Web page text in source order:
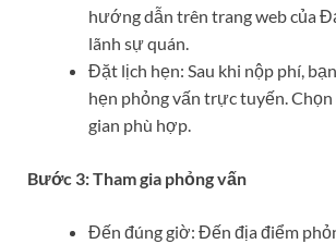
hướng dẫn trên trang web của
lãnh sự quán.
Đặt lịch hẹn: Sau khi nộp phí,
hẹn phỏng vấn trực tuyến.
gian phù hợp.
Bước 3: Tham gia phỏng vấn
Đến đúng giờ: Đến địa điểm